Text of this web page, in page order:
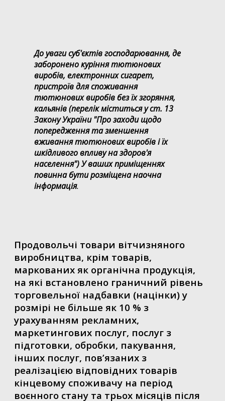
До уваги суб'єктів господарювання, де
заборонено куріння тютюнових
виробів, електронних сигарет,
пристроїв для споживання
тютюнових виробів без їх згоряння,
кальянів (перелік міститься у ст. 13
Закону України "Про заходи щодо
попередження та зменшення
вживання тютюнових виробів і їх
шкідливого впливу на здоров'я
населення") У ваших приміщеннях
повинна бути розміщена наочна
інформація.
Продовольчі товари вітчизняного
виробництва, крім товарів,
маркованих як органічна продукція,
на які встановлено граничний рівень
торговельної надбавки (націнки) у
розмірі не більше як 10 % з
урахуванням рекламних,
маркетингових послуг, послуг з
підготовки, обробки, пакування,
інших послуг, пов’язаних з
реалізацією відповідних товарів
кінцевому споживачу на період
воєнного стану та трьох місяців після